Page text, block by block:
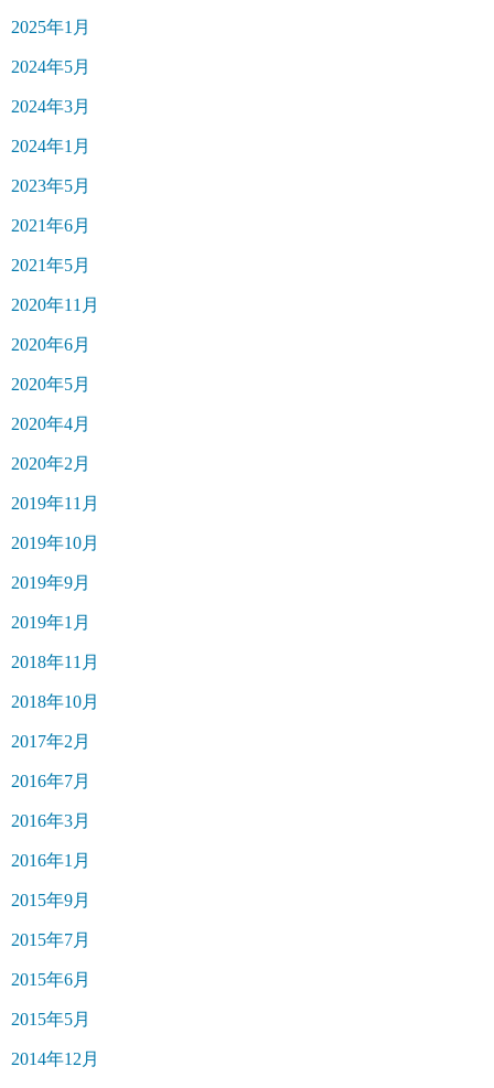
2025年1月
2024年5月
2024年3月
2024年1月
2023年5月
2021年6月
2021年5月
2020年11月
2020年6月
2020年5月
2020年4月
2020年2月
2019年11月
2019年10月
2019年9月
2019年1月
2018年11月
2018年10月
2017年2月
2016年7月
2016年3月
2016年1月
2015年9月
2015年7月
2015年6月
2015年5月
2014年12月